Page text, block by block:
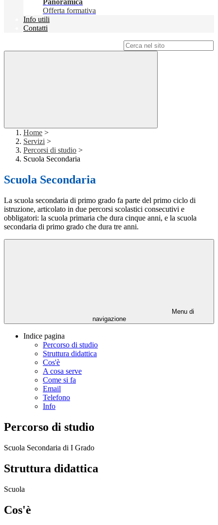
Panoramica
Offerta formativa
Info utili
Contatti
Home >
Servizi >
Percorsi di studio >
Scuola Secondaria
Scuola Secondaria
La scuola secondaria di primo grado fa parte del primo ciclo di
istruzione, articolato in due percorsi scolastici consecutivi e
obbligatori: la scuola primaria che dura cinque anni, e la scuola
secondaria di primo grado che dura tre anni.
Menu di
navigazione
Indice pagina
Percorso di studio
Struttura didattica
Cos'è
A cosa serve
Come si fa
Email
Telefono
Info
Percorso di studio
Scuola Secondaria di I Grado
Struttura didattica
Scuola
Cos'è